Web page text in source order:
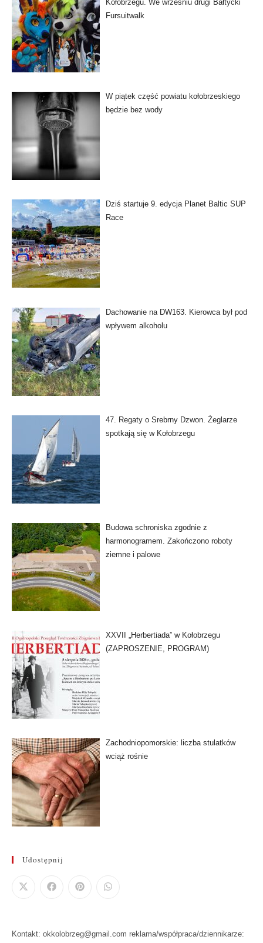
Kołobrzegu. We wrześniu drugi Bałtycki
Fursuitwalk
W piątek część powiatu kołobrzeskiego
będzie bez wody
Dziś startuje 9. edycja Planet Baltic SUP
Race
Dachowanie na DW163. Kierowca był pod
wpływem alkoholu
47. Regaty o Srebrny Dzwon. Żeglarze
spotkają się w Kołobrzegu
Budowa schroniska zgodnie z
harmonogramem. Zakończono roboty
ziemne i palowe
XXVII „Herbertiada” w Kołobrzegu
(ZAPROSZENIE, PROGRAM)
Zachodniopomorskie: liczba stulatków
wciąż rośnie
Udostępnij
Kontakt: okkolobrzeg@gmail.com reklama/współpraca/dziennikarze: